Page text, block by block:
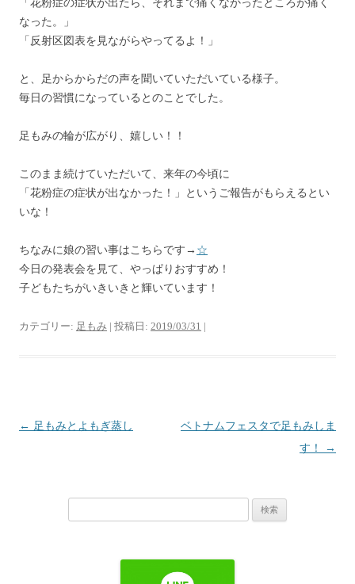
「花粉症の症状が出たら、それまで痛くなかったところが痛く
なった。」
「反射区図表を見ながらやってるよ！」
と、足からからだの声を聞いていただいている様子。
毎日の習慣になっているとのことでした。
足もみの輪が広がり、嬉しい！！
このまま続けていただいて、来年の今頃に
「花粉症の症状が出なかった！」というご報告がもらえるとい
いな！
ちなみに娘の習い事はこちらです→ ☆
今日の発表会を見て、やっぱりおすすめ！
子どもたちがいきいきと輝いています！
カテゴリー: 足もみ | 投稿日: 2019/03/31 |
投
← 足もみとよもぎ蒸し
ベトナムフェスタで足もみしま
す！
→